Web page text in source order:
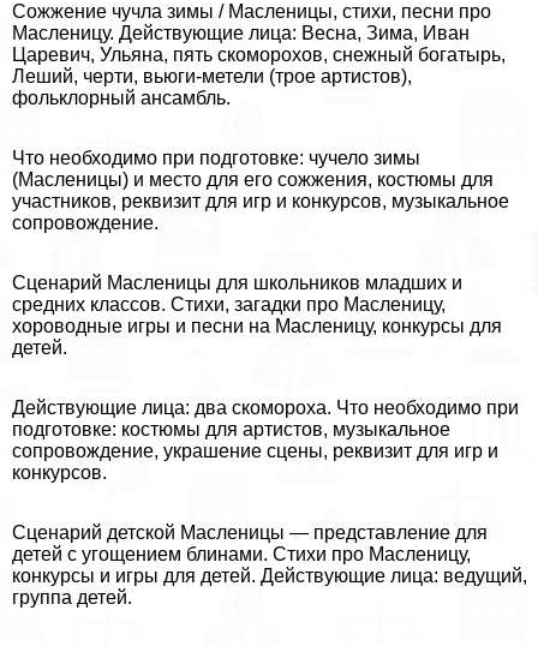
Сожжение чучла зимы / Масленицы, стихи, песни про
Масленицу. Действующие лица: Весна, Зима, Иван
Царевич, Ульяна, пять скоморохов, снежный богатырь,
Леший, черти, вьюги-метели (трое артистов),
фольклорный ансамбль.
Что необходимо при подготовке: чучело зимы
(Масленицы) и место для его сожжения, костюмы для
участников, реквизит для игр и конкурсов, музыкальное
сопровождение.
Сценарий Масленицы для школьников младших и
средних классов. Стихи, загадки про Масленицу,
хороводные игры и песни на Масленицу, конкурсы для
детей.
Действующие лица: два скомороха. Что необходимо при
подготовке: костюмы для артистов, музыкальное
сопровождение, украшение сцены, реквизит для игр и
конкурсов.
Сценарий детской Масленицы — представление для
детей с угощением блинами. Стихи про Масленицу,
конкурсы и игры для детей. Действующие лица: ведущий,
группа детей.